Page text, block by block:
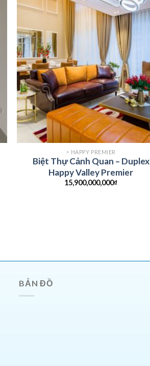
> HAPPY PREMIER
Biệt Thự Cảnh Quan – Duplex
Happy Valley Premier
15,900,000,000₫
BẢN ĐỒ